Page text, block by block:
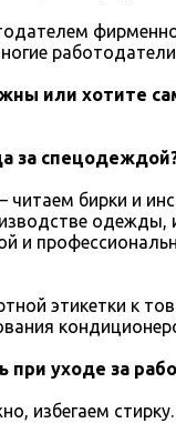
или хотите
за
бирки и
одежды,
и
этикетки к
при уходе за
избегаем стирку.